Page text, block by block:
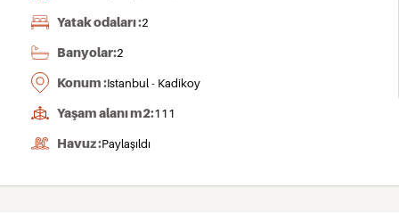
Yatak odaları :2
Banyolar:2
Konum :Istanbul - Kadikoy
Yaşam alanı m2:111
Havuz :Paylaşıldı